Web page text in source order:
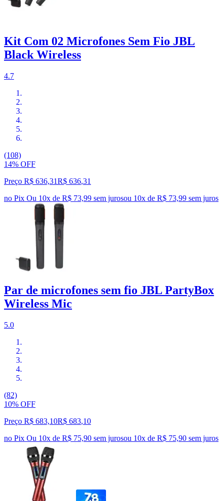
Kit Com 02 Microfones Sem Fio JBL
Black Wireless
4.7
(108)
14% OFF
Preço R$ 636,31R$ 636,31
no Pix Ou 10x de R$ 73,99 sem jurosou 10x de R$ 73,99 sem juros
Par de microfones sem fio JBL PartyBox
Wireless Mic
5.0
(82)
10% OFF
Preço R$ 683,10R$ 683,10
no Pix Ou 10x de R$ 75,90 sem jurosou 10x de R$ 75,90 sem juros